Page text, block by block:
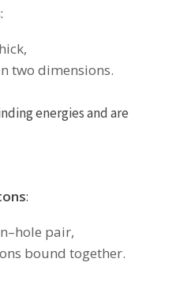
two dimensions.
energies and are
:
pair,
bound together.